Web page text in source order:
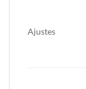
Ajustes